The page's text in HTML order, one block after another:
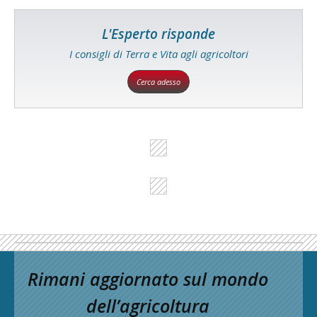
L'Esperto risponde
I consigli di Terra e Vita agli agricoltori
Cerca adesso
Rimani aggiornato sul mondo
dell’agricoltura